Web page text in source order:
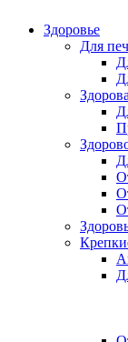
Здоровье
Для